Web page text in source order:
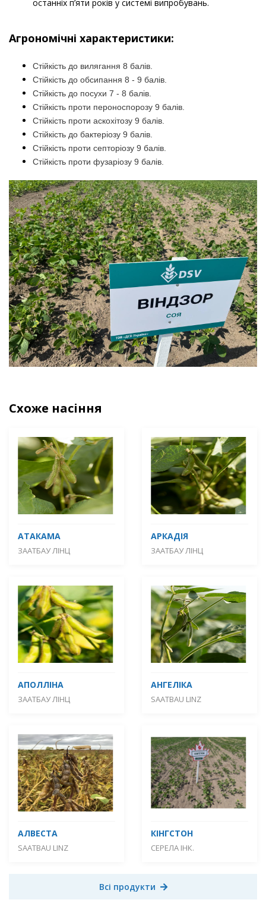
останніх п’яти років у системі випробувань.
Агрономічні характеристики:
Стійкість до вилягання 8 балів.
Стійкість до обсипання 8 - 9 балів.
Стійкість до посухи 7 - 8 балів.
Стійкість проти пероноспорозу 9 балів.
Стійкість проти аскохітозу 9 балів.
Стійкість до бактеріозу 9 балів.
Стійкість проти септоріозу 9 балів.
Стійкість проти фузаріозу 9 балів.
Схоже насіння
АТАКАМА
ЗААТБАУ ЛІНЦ
АРКАДІЯ
ЗААТБАУ ЛІНЦ
АПОЛЛІНА
ЗААТБАУ ЛІНЦ
АНГЕЛІКА
SAATBAU LINZ
АЛВЕСТА
SAATBAU LINZ
КІНГСТОН
СЕРЕЛА ІНК.
Всі продукти